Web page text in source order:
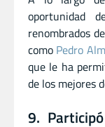
oportunidad
renombrados
como Pedro
que le ha
de los mejores
9.